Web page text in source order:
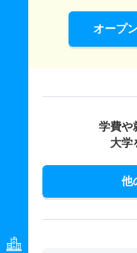
オープ
学費や
大学
他